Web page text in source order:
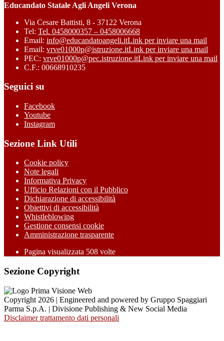
Educandato Statale Agli Angeli Verona
Via Cesare Battisti, 8 - 37122 Verona
Tel: Tel. 0458000357 – 0458006668
Email: info@educandatoangeli.itLink per inviare una mail
Email: vrve01000p@istruzione.itLink per inviare una mail
PEC: vrve01000p@pec.istruzione.itLink per inviare una mail
C.F.: 00668910235
Seguici su
Facebook
Youtube
Instagram
Sezione Link Utili
Cookie policy
Note legali
Informativa Privacy
Ufficio Relazioni con il Pubblico
Dichiarazione di accessibilità
Obiettivi di accessibilità
Whistleblowing
Gestione consensi cookie
Amministrazione trasparente
Pagina visualizzata 508 volte
Sezione Copyright
Copyright 2026 | Engineered and powered by Gruppo Spaggiari
Parma S.p.A. | Divisione Publishing & New Social Media
Disclaimer trattamento dati personali